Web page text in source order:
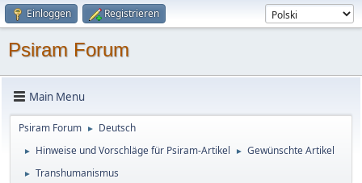
Einloggen Registrieren
Psiram Forum
Main Menu
Psiram Forum ► Deutsch
► Hinweise und Vorschläge für Psiram-Artikel ► Gewünschte Artikel
► Transhumanismus